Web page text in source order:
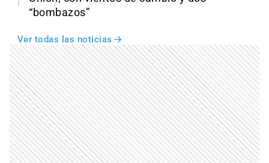
“bombazos”
Ver todas las noticias